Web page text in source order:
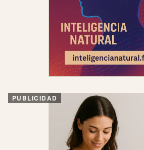
PUBLICIDAD